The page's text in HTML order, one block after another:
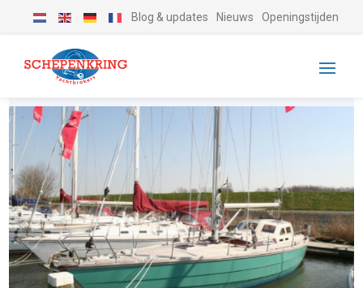
Blog & updates Nieuws Openingstijden